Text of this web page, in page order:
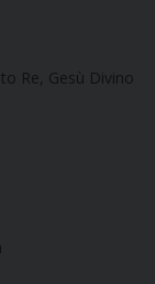
Re, Gesù Divino